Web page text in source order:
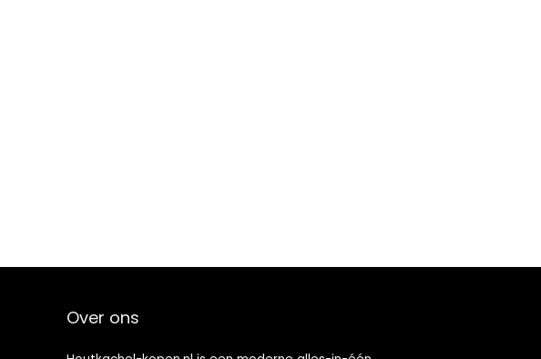
Over ons